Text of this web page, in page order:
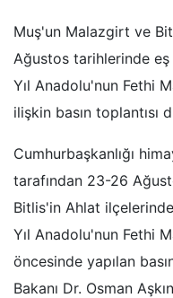
Muş'un Malazgirt ve
Ağustos tarihlerinde
Yıl Anadolu'nun Fethi
ilişkin basın toplantısı
Cumhurbaşkanlığı
tarafından 23-26
Bitlis'in Ahlat
Yıl Anadolu'nun Fethi
öncesinde yapılan
Bakanı Dr. Osman